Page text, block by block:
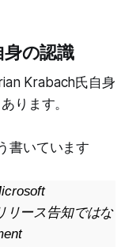
の認識
Krabach氏自身
ります。
書いています
リース告知ではな